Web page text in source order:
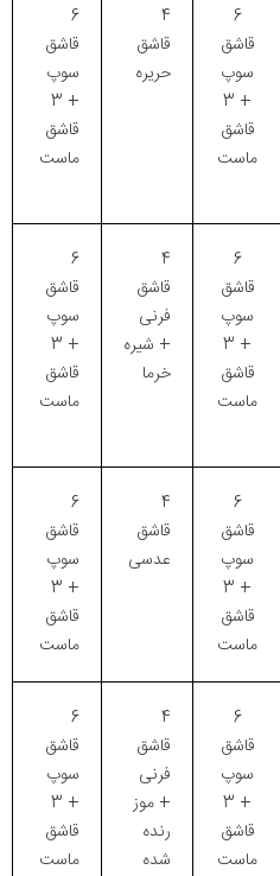
6
قاشق
سوپ
+ 3
قاشق
ماست
4
قاشق
حریره
6
قاشق
سوپ
+ 3
قاشق
ماست
6
قاشق
سوپ
+ 3
قاشق
ماست
4
قاشق
فرنی
+ شیره
خرما
6
قاشق
سوپ
+ 3
قاشق
ماست
6
قاشق
سوپ
+ 3
قاشق
ماست
4
قاشق
عدسی
6
قاشق
سوپ
+ 3
قاشق
ماست
6
قاشق
سوپ
+ 3
قاشق
ماست
4
قاشق
فرنی
+ موز
رنده
شده
6
قاشق
سوپ
+ 3
قاشق
ماست